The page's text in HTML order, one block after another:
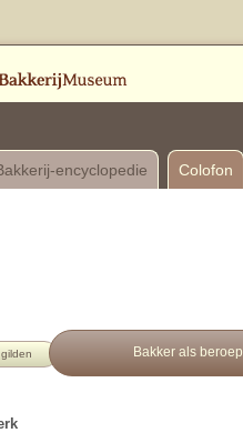
encyclopedie Colofon
Bakker als beroep